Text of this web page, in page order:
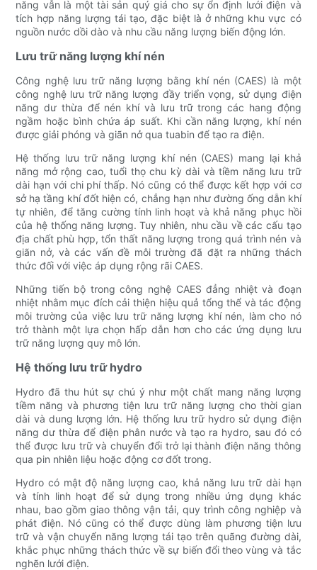
năng vẫn là một tài sản quý giá cho sự ổn định lưới điện và
tích hợp năng lượng tái tạo, đặc biệt là ở những khu vực có
nguồn nước dồi dào và nhu cầu năng lượng biến động lớn.
Lưu trữ năng lượng khí nén
Công nghệ lưu trữ năng lượng bằng khí nén (CAES) là một
công nghệ lưu trữ năng lượng đầy triển vọng, sử dụng điện
năng dư thừa để nén khí và lưu trữ trong các hang động
ngầm hoặc bình chứa áp suất. Khi cần năng lượng, khí nén
được giải phóng và giãn nở qua tuabin để tạo ra điện.
Hệ thống lưu trữ năng lượng khí nén (CAES) mang lại khả
năng mở rộng cao, tuổi thọ chu kỳ dài và tiềm năng lưu trữ
dài hạn với chi phí thấp. Nó cũng có thể được kết hợp với cơ
sở hạ tầng khí đốt hiện có, chẳng hạn như đường ống dẫn khí
tự nhiên, để tăng cường tính linh hoạt và khả năng phục hồi
của hệ thống năng lượng. Tuy nhiên, nhu cầu về các cấu tạo
địa chất phù hợp, tổn thất năng lượng trong quá trình nén và
giãn nở, và các vấn đề môi trường đã đặt ra những thách
thức đối với việc áp dụng rộng rãi CAES.
Những tiến bộ trong công nghệ CAES đẳng nhiệt và đoạn
nhiệt nhằm mục đích cải thiện hiệu quả tổng thể và tác động
môi trường của việc lưu trữ năng lượng khí nén, làm cho nó
trở thành một lựa chọn hấp dẫn hơn cho các ứng dụng lưu
trữ năng lượng quy mô lớn.
Hệ thống lưu trữ hydro
Hydro đã thu hút sự chú ý như một chất mang năng lượng
tiềm năng và phương tiện lưu trữ năng lượng cho thời gian
dài và dung lượng lớn. Hệ thống lưu trữ hydro sử dụng điện
năng dư thừa để điện phân nước và tạo ra hydro, sau đó có
thể được lưu trữ và chuyển đổi trở lại thành điện năng thông
qua pin nhiên liệu hoặc động cơ đốt trong.
Hydro có mật độ năng lượng cao, khả năng lưu trữ dài hạn
và tính linh hoạt để sử dụng trong nhiều ứng dụng khác
nhau, bao gồm giao thông vận tải, quy trình công nghiệp và
phát điện. Nó cũng có thể được dùng làm phương tiện lưu
trữ và vận chuyển năng lượng tái tạo trên quãng đường dài,
khắc phục những thách thức về sự biến đổi theo vùng và tắc
nghẽn lưới điện.